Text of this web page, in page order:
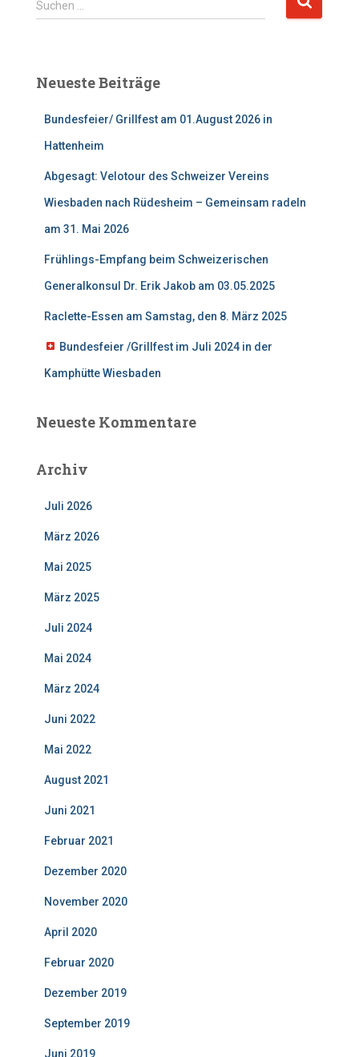
u
n
Suchen …
Neueste Beiträge
Bundesfeier/ Grillfest am 01.August 2026 in
Hattenheim
Abgesagt: Velotour des Schweizer Vereins
Wiesbaden nach Rüdesheim – Gemeinsam radeln
am 31. Mai 2026
Frühlings-Empfang beim Schweizerischen
Generalkonsul Dr. Erik Jakob am 03.05.2025
Raclette-Essen am Samstag, den 8. März 2025
Bundesfeier /Grillfest im Juli 2024 in der
Kamphütte Wiesbaden
Neueste Kommentare
Archiv
Juli 2026
März 2026
Mai 2025
März 2025
Juli 2024
Mai 2024
März 2024
Juni 2022
Mai 2022
August 2021
Juni 2021
Februar 2021
Dezember 2020
November 2020
April 2020
Februar 2020
Dezember 2019
September 2019
Juni 2019